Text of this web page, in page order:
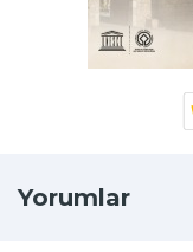
Yorumlar